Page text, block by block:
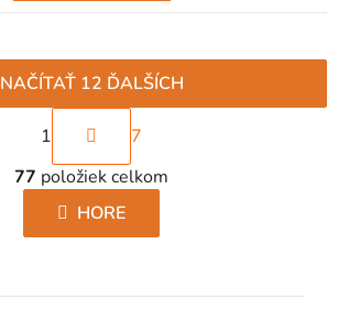
O
v
l
á
a
NAČÍTAŤ 12 ĎALŠÍCH
S
t
r
á
n
v
1
7
77 položiek celkom
HORE